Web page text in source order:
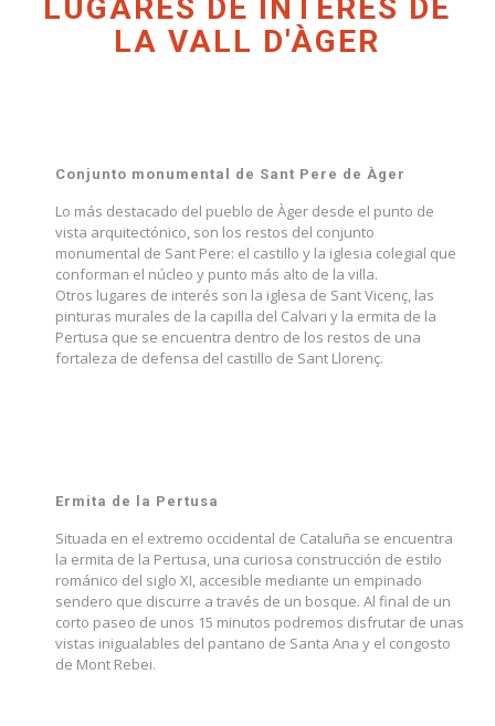
LUGARES DE INTERÉS DE
LA VALL D'ÀGER
Conjunto monumental de Sant Pere de Àger
Lo más destacado del pueblo de Àger desde el punto de
vista arquitectónico, son los restos del conjunto
monumental de Sant Pere: el castillo y la iglesia colegial que
conforman el núcleo y punto más alto de la villa.
Otros lugares de interés son la iglesa de Sant Vicenç, las
pinturas murales de la capilla del Calvari y la ermita de la
Pertusa que se encuentra dentro de los restos de una
fortaleza de defensa del castillo de Sant Llorenç.
Ermita de la Pertusa
Situada en el extremo occidental de Cataluña se encuentra
la ermita de la Pertusa, una curiosa construcción de estilo
románico del siglo XI, accesible mediante un empinado
sendero que discurre a través de un bosque. Al final de un
corto paseo de unos 15 minutos podremos disfrutar de unas
vistas inigualables del pantano de Santa Ana y el congosto
de Mont Rebei.